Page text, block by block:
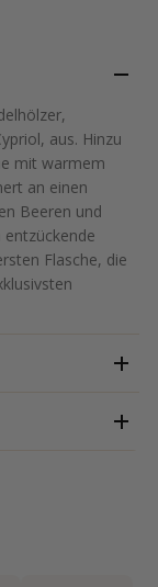
aus. Hinzu
mit warmem
an einen
Beeren und
entzückende
Flasche, die